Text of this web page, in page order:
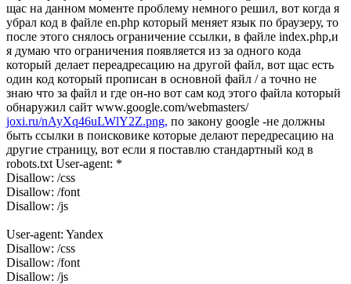
щас на данном моменте проблему немного решил, вот когда я
убрал код в файле en.php который меняет язык по браузеру, то
после этого снялось ограничение ссылки, в файле index.php,и
я думаю что ограничения появляется из за одного кода
который делает переадресацию на другой файл, вот щас есть
один код который прописан в основной файл / а точно не
знаю что за файл и где он-но вот сам код этого файла который
обнаружил сайт www.google.com/webmasters/
joxi.ru/nAyXq46uLWlY2Z.png, по закону google -не должны
быть ссылки в поисковике которые делают передресацию на
другие страницу, вот если я поставлю стандартный код в
robots.txt User-agent: *
Disallow: /css
Disallow: /font
Disallow: /js
User-agent: Yandex
Disallow: /css
Disallow: /font
Disallow: /js